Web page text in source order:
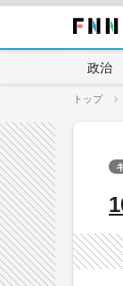
政治
トップ